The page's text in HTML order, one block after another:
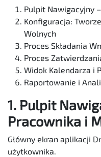
Pulpit Nawigacyjny
Konfiguracja:
Wolnych
Proces Składania
Proces
Widok Kalendarza i
Raportowanie i
1. Pulpit
Pracownika i
Główny ekran aplikacji
użytkownika.